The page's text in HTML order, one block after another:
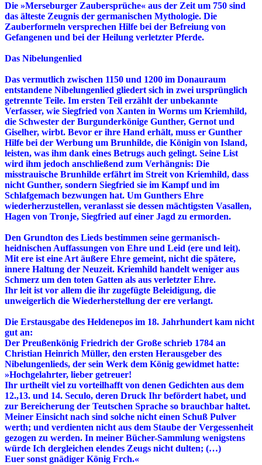
Die »Merseburger Zaubersprüche« aus der Zeit um 750 sind
das älteste Zeugnis der germanischen Mythologie. Die
Zauberformeln versprechen Hilfe bei der Befreiung von
Gefangenen und bei der Heilung verletzter Pferde.
Das Nibelungenlied
Das vermutlich zwischen 1150 und 1200 im Donauraum
entstandene Nibelungenlied gliedert sich in zwei ursprünglich
getrennte Teile. Im ersten Teil erzählt der unbekannte
Verfasser, wie Siegfried von Xanten in Worms um Kriemhild,
die Schwester der Burgunderkönige Gunther, Gernot und
Giselher, wirbt. Bevor er ihre Hand erhält, muss er Gunther
Hilfe bei der Werbung um Brunhilde, die Königin von Island,
leisten, was ihm dank eines Betrugs auch gelingt. Seine List
wird ihm jedoch anschließend zum Verhängnis: Die
misstrauische Brunhilde erfährt im Streit von Kriemhild, dass
nicht Gunther, sondern Siegfried sie im Kampf und im
Schlafgemach bezwungen hat. Um Gunthers Ehre
wiederherzustellen, veranlasst sie dessen mächtigsten Vasallen,
Hagen von Tronje, Siegfried auf einer Jagd zu ermorden.
Den Grundton des Lieds bestimmen seine germanisch-
heidnischen Auffassungen von Ehre und Leid (ere und leit).
Mit ere ist eine Art äußere Ehre gemeint, nicht die spätere,
innere Haltung der Neuzeit. Kriemhild handelt weniger aus
Schmerz um den toten Gatten als aus verletzter Ehre.
Ihr leit ist vor allem die ihr zugefügte Beleidigung, die
unweigerlich die Wiederherstellung der ere verlangt.
Die Erstausgabe des Heldenepos im 18. Jahrhundert kam nicht
gut an:
Der Preußenkönig Friedrich der Große schrieb 1784 an
Christian Heinrich Müller, den ersten Herausgeber des
Nibelungenlieds, der sein Werk dem König gewidmet hatte:
»Hochgelahrter, lieber getreuer!
Ihr urtheilt viel zu vorteilhafft von denen Gedichten aus dem
12.,13. und 14. Seculo, deren Druck Ihr befördert habet, und
zur Bereicherung der Teutschen Sprache so brauchbar haltet.
Meiner Einsicht nach sind solche nicht einen Schuß Pulver
werth; und verdienten nicht aus dem Staube der Vergessenheit
gezogen zu werden. In meiner Bücher-Sammlung wenigstens
würde Ich dergleichen elendes Zeugs nicht dulten; (…)
Euer sonst gnädiger König Frch.«